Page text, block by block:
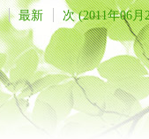
最新 次 (2011年06月